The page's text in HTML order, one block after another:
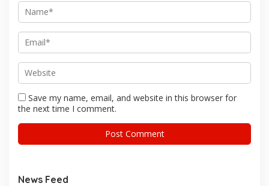
Save my name, email, and website in this browser for
the next time I comment.
News Feed